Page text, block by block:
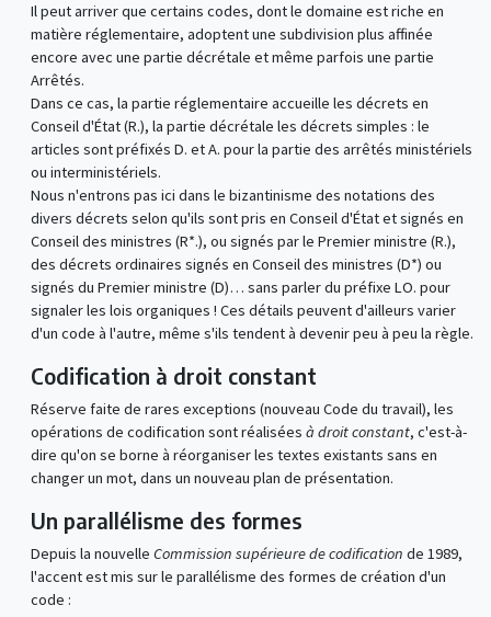
Il peut arriver que certains codes, dont le domaine est riche en
matière réglementaire, adoptent une subdivision plus affinée
encore avec une partie décrétale et même parfois une partie
Arrêtés.
Dans ce cas, la partie réglementaire accueille les décrets en
Conseil d'État (R.), la partie décrétale les décrets simples : le
articles sont préfixés D. et A. pour la partie des arrêtés ministériels
ou interministériels.
Nous n'entrons pas ici dans le bizantinisme des notations des
divers décrets selon qu'ils sont pris en Conseil d'État et signés en
Conseil des ministres (R*.), ou signés par le Premier ministre (R.),
des décrets ordinaires signés en Conseil des ministres (D*) ou
signés du Premier ministre (D)… sans parler du préfixe LO. pour
signaler les lois organiques ! Ces détails peuvent d'ailleurs varier
d'un code à l'autre, même s'ils tendent à devenir peu à peu la règle.
Codification à droit constant
Réserve faite de rares exceptions (nouveau Code du travail), les
opérations de codification sont réalisées à droit constant, c'est-à-
dire qu'on se borne à réorganiser les textes existants sans en
changer un mot, dans un nouveau plan de présentation.
Un parallélisme des formes
Depuis la nouvelle Commission supérieure de codification de 1989,
l'accent est mis sur le parallélisme des formes de création d'un
code :